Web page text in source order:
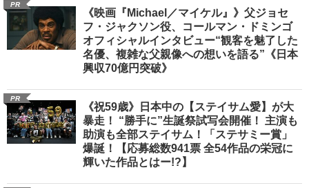
PR
《映画『Michael／マイケル』》父ジョセ
フ・ジャクソン役、コールマン・ドミンゴ
オフィシャルインタビュー“観客を魅了した
名優、複雑な父親像への想いを語る”《日本
興収70億円突破》
PR
《祝59歳》日本中の【ステイサム愛】が大
暴走！ “勝手に”生誕祭試写会開催！ 主演も
助演も全部ステイサム！「ステサミー賞」
爆誕！【応募総数941票 全54作品の栄冠に
輝いた作品とはー!?】